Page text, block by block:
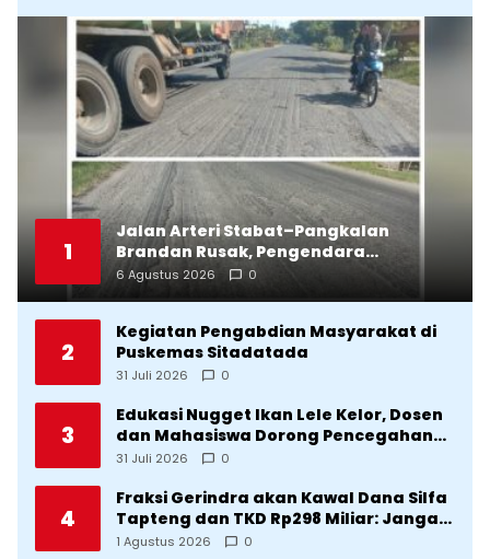
1
Jalan Arteri Stabat–Pangkalan
Brandan Rusak, Pengendara
Terancam Celaka
6 Agustus 2026 0
2
Kegiatan Pengabdian Masyarakat di
Puskemas Sitadatada
31 Juli 2026 0
3
Edukasi Nugget Ikan Lele Kelor, Dosen
dan Mahasiswa Dorong Pencegahan
Stunting di Desa Silangkitang
31 Juli 2026 0
4
Fraksi Gerindra akan Kawal Dana Silfa
Tapteng dan TKD Rp298 Miliar: Jangan
Sampai Pekerjaan Pusat dan Provinsi
1 Agustus 2026 0